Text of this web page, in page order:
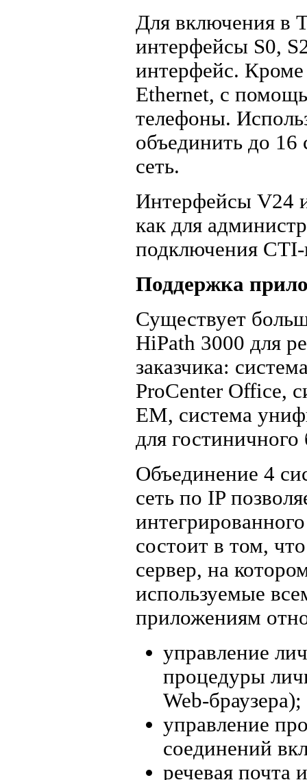
Для включения в
интерфейсы S0,
интерфейс. Кроме
Ethernet, с
телефоны.
объединить до
сеть.
Интерфейсы V24
как для
подключения
Поддержка
Существует
HiPath 3000 для
заказчика:
ProCenter Office,
EM, система
для гостиничного
Объединение 4
сеть по IP
состоит в том,
сервер, на
используемые
приложениям
управление
процедуры
Web-браузера);
управление
соединений
речевая почта